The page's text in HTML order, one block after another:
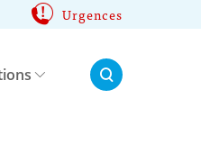
Urgences
Rechercher: